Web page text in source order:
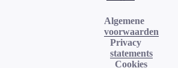
Algemene
voorwaarden
Privacy
statements
Cookies